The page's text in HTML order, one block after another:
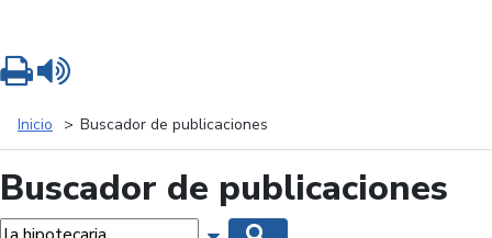
Inicio Buscador de publicaciones
Buscador de publicaciones
Mostrar opciones de búsqueda
Imprimir